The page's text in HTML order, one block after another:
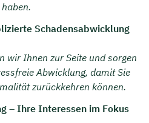
Schadensabwicklung
wir Ihnen zur Seite und sorgen
Abwicklung, damit Sie
zurückkehren können.
– Ihre Interessen im Fokus